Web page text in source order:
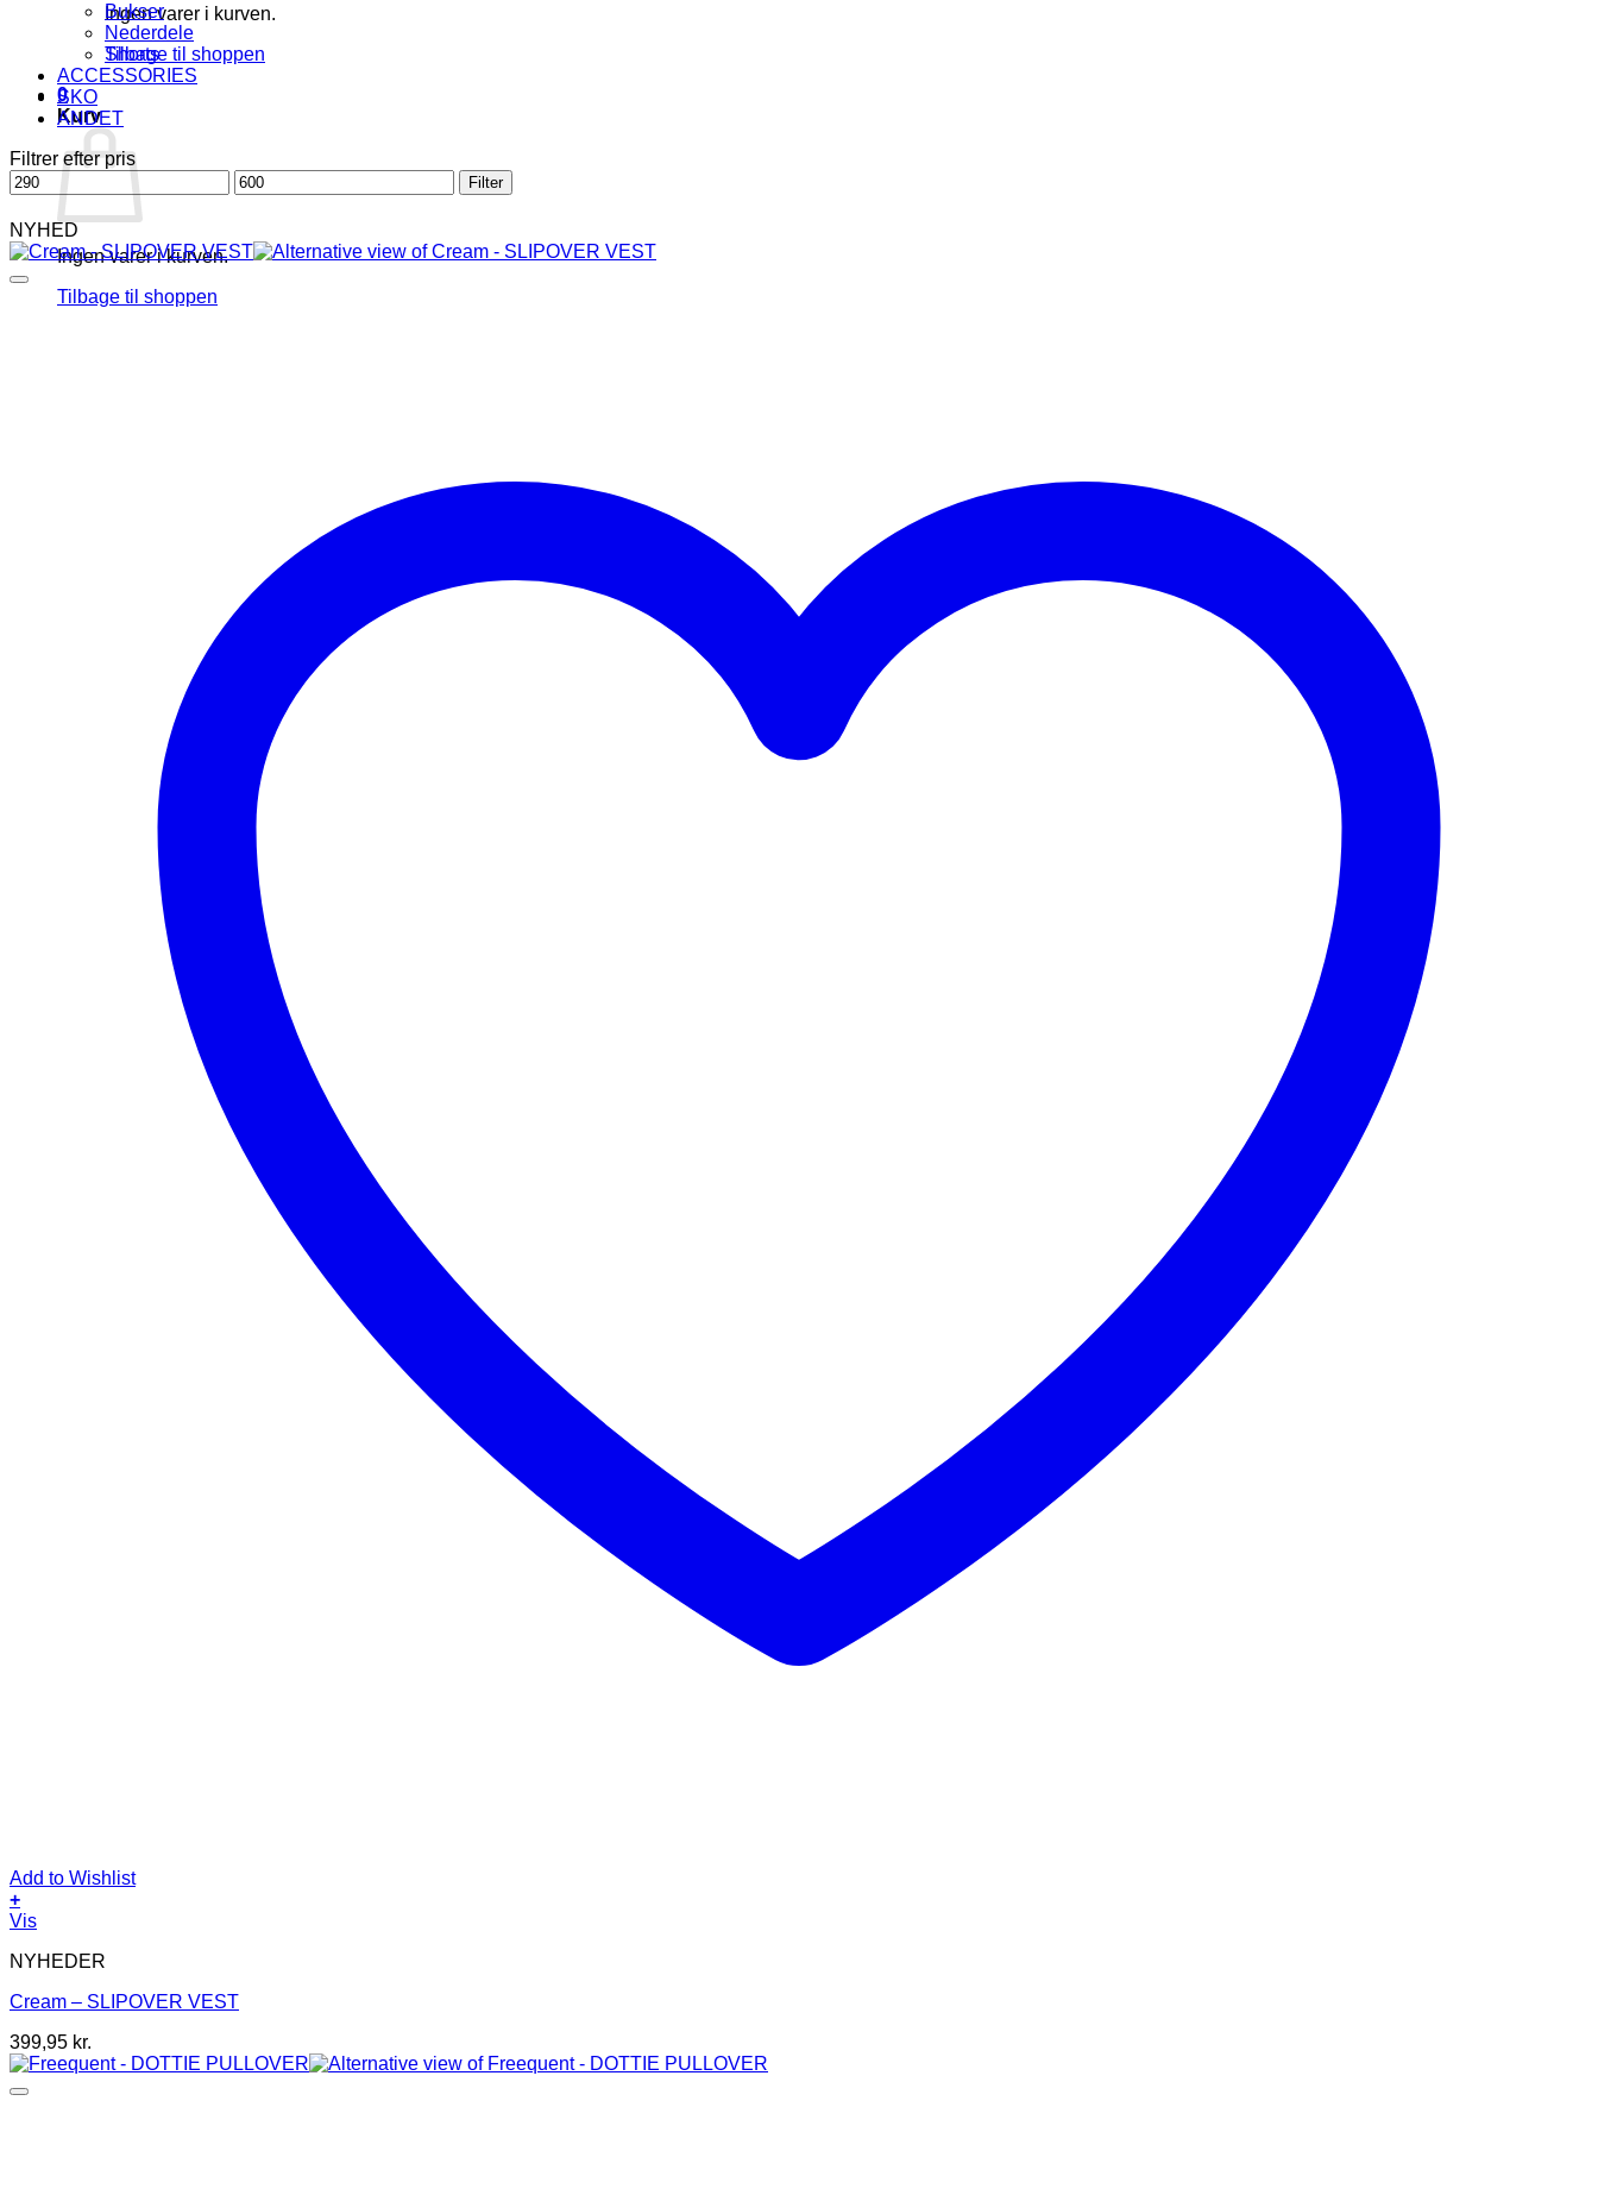
Ingen varer i kurven.
Tilbage til shoppen
0
Kurv
Ingen varer i kurven.
Tilbage til shoppen
Bukser
Nederdele
Shorts
ACCESSORIES
SKO
ANDET
Filtrer efter pris
Mindste
pris
Højeste
pris
Filter
NYHED
Add to Wishlist
+
Dette
har
varianter.
kan
vælges
på
Vis
NYHEDER
Cream – SLIPOVER VEST
399,95 kr.